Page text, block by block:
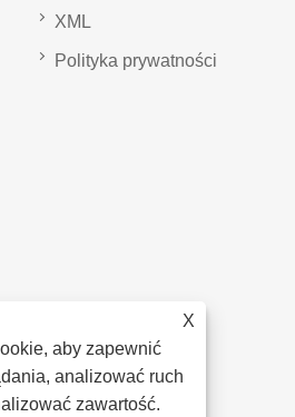
X
aby zapewnić
analizować ruch
zawartość.
XML
Polityka prywatności